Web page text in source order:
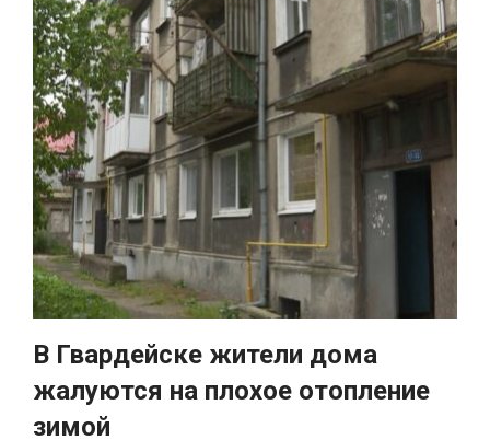
В Гвардейске жители дома
жалуются на плохое отопление
зимой